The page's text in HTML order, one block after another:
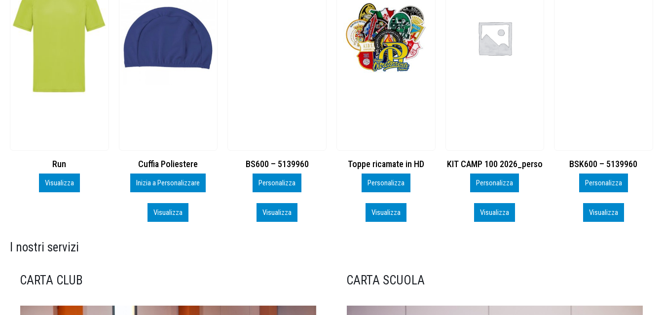
Cuffia Poliestere
Inizia a Personalizzare
BS600 – 5139960
Personalizza
Visualizza
Toppe ricamate in HD
Personalizza
Visualizza
KIT CAMP 100 2026_perso
Personalizza
Visualizza
BSK600 – 5139960
Personalizza
Visualizza
DTF
Personalizza
Visualizza
I nostri servizi
CARTA CLUB CARTA SCUOLA